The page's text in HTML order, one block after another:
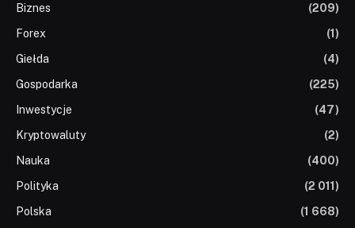
Biznes
(209)
Forex
(1)
Giełda
(4)
Gospodarka
(225)
Inwestycje
(47)
Kryptowaluty
(2)
Nauka
(400)
Polityka
(2 011)
Polska
(1 668)